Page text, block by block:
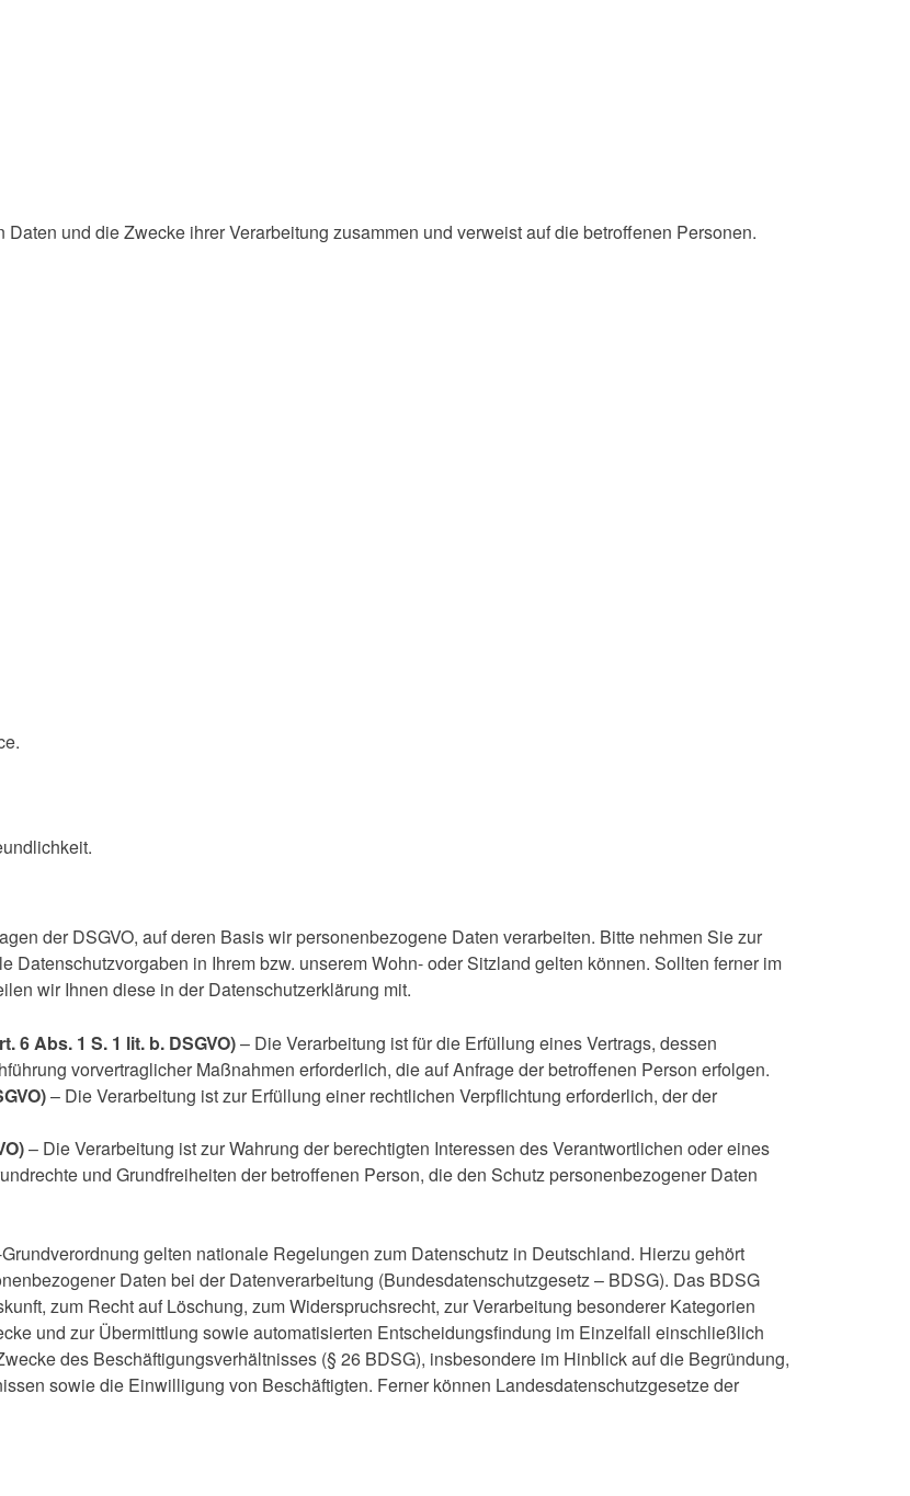
und die Zwecke ihrer Verarbeitung zusammen und verweist auf die betroffenen Personen.
der DSGVO, auf deren Basis wir personenbezogene Daten verarbeiten. Bitte nehmen Sie zur
Datenschutzvorgaben in Ihrem bzw. unserem Wohn- oder Sitzland gelten können. Sollten ferner im
wir Ihnen diese in der Datenschutzerklärung mit.
Abs. 1 S. 1 lit. b. DSGVO)– Die Verarbeitung ist für die Erfüllung eines Vertrags, dessen
vorvertraglicher Maßnahmen erforderlich, die auf Anfrage der betroffenen Person erfolgen.
– Die Verarbeitung ist zur Erfüllung einer rechtlichen Verpflichtung erforderlich, der der
– Die Verarbeitung ist zur Wahrung der berechtigten Interessen des Verantwortlichen oder eines
und Grundfreiheiten der betroffenen Person, die den Schutz personenbezogener Daten
gelten nationale Regelungen zum Datenschutz in Deutschland. Hierzu gehört
Daten bei der Datenverarbeitung (Bundesdatenschutzgesetz – BDSG). Das BDSG
zum Recht auf Löschung, zum Widerspruchsrecht, zur Verarbeitung besonderer Kategorien
und zur Übermittlung sowie automatisierten Entscheidungsfindung im Einzelfall einschließlich
des Beschäftigungsverhältnisses (§ 26 BDSG), insbesondere im Hinblick auf die Begründung,
sowie die Einwilligung von Beschäftigten. Ferner können Landesdatenschutzgesetze der